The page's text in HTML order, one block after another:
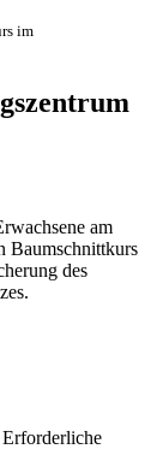
im
am
Baumschnittkurs
des
Erforderliche